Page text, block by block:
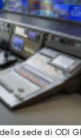
sede di ODI